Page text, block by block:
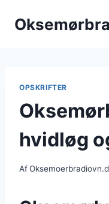
OPSKRIFTER
hvidløg
Af